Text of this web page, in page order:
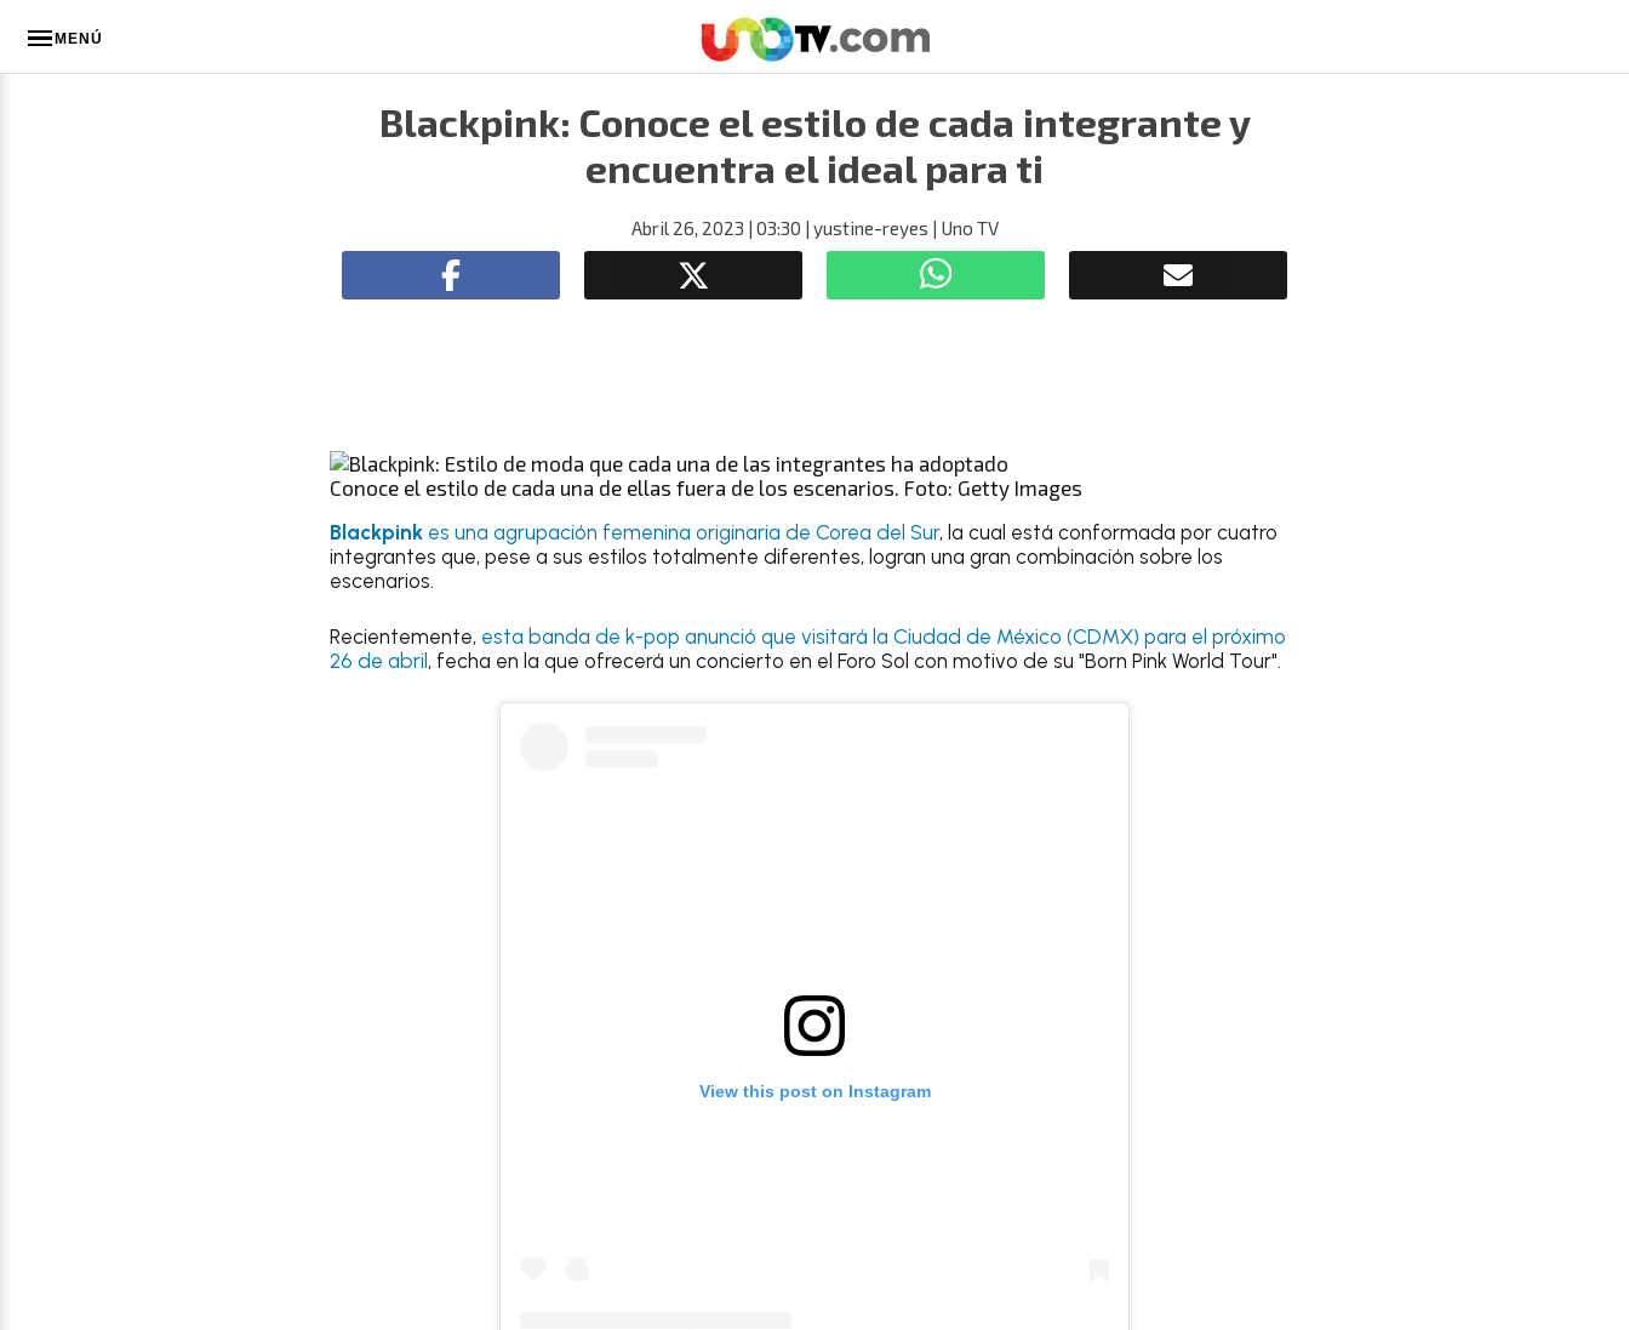
MENÚ
Blackpink: Conoce el estilo de cada integrante y
encuentra el ideal para ti
Abril 26, 2023 | 03:30 | yustine-reyes | Uno TV
Conoce el estilo de cada una de ellas fuera de los escenarios. Foto: Getty Images
Blackpink es una agrupación femenina originaria de Corea del Sur, la cual está conformada por cuatro
integrantes que, pese a sus estilos totalmente diferentes, logran una gran combinación sobre los
escenarios.
Recientemente, esta banda de k-pop anunció que visitará la Ciudad de México (CDMX) para el próximo
26 de abril, fecha en la que ofrecerá un concierto en el Foro Sol con motivo de su "Born Pink World Tour".
View this post on Instagram